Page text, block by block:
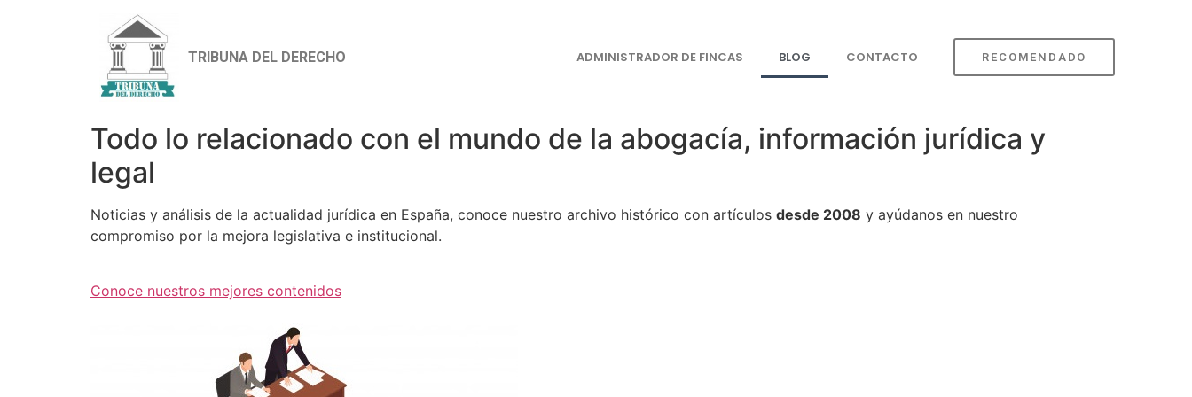
TRIBUNA DEL DERECHO ADMINISTRADOR DE FINCAS BLOG CONTACTO RECOMENDADO
Todo lo relacionado con el mundo de la abogacía, información jurídica y
legal
Noticias y análisis de la actualidad jurídica en España, conoce nuestro archivo histórico con artículos desde 2008 y ayúdanos en nuestro
compromiso por la mejora legislativa e institucional.
Conoce nuestros mejores contenidos